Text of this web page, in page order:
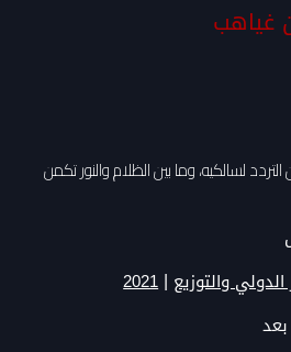
غياهب
لسالكيه، وما بين الظلام والنور تكمن
الدولي والتوزيع |
2021